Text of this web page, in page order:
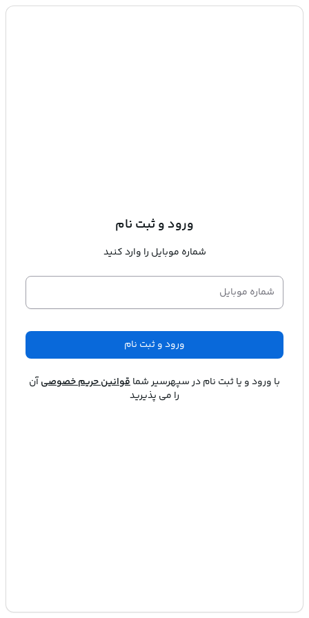
ورود و ثبت نام
شماره موبایل را وارد کنید
شماره موبایل
ورود و ثبت نام
با ورود و یا ثبت نام درسپهرسیرشماقوانین حریم خصوصیآن
را می پذیرید